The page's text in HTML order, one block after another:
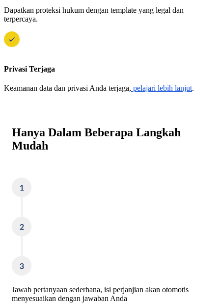
Dapatkan proteksi hukum dengan template yang legal dan
terpercaya.
Privasi Terjaga
Keamanan data dan privasi Anda terjaga, pelajari lebih lanjut.
Hanya Dalam Beberapa Langkah
Mudah
Jawab pertanyaan sederhana, isi perjanjian akan otomotis
menyesuaikan dengan jawaban Anda